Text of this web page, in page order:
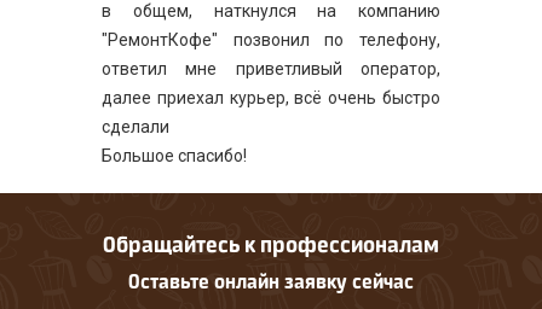
в общем, наткнулся на компанию
"РемонтКофе" позвонил по телефону,
ответил мне приветливый оператор,
далее приехал курьер, всё очень быстро
сделали
Большое спасибо!
Обращайтесь к профессионалам
Оставьте онлайн заявку сейчас